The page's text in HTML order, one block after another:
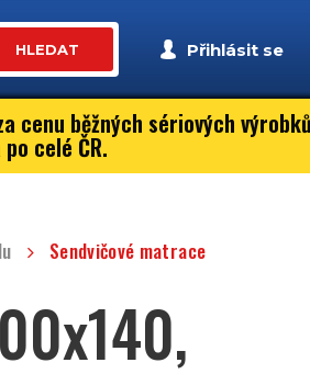
HLEDAT Přihlásit se
cenu běžných sériových
celé ČR.
Sendvičové matrace